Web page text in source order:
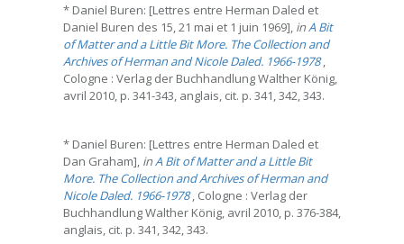
* Daniel Buren: [Lettres entre Herman Daled et
Daniel Buren des 15, 21 mai et 1 juin 1969], inA Bit
of Matter and a Little Bit More. The Collection and
Archives of Herman and Nicole Daled. 1966-1978,
Cologne : Verlag der Buchhandlung Walther König,
avril 2010, p. 341-343, anglais, cit. p. 341, 342, 343.
* Daniel Buren: [Lettres entre Herman Daled et
Dan Graham], inA Bit of Matter and a Little Bit
More. The Collection and Archives of Herman and
Nicole Daled. 1966-1978, Cologne : Verlag der
Buchhandlung Walther König, avril 2010, p. 376-384,
anglais, cit. p. 341, 342, 343.